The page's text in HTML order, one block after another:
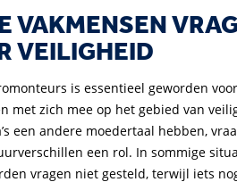
VAKMENSEN
VEILIGHEID
is essentieel geworden
met zich mee op het gebied van
een andere moedertaal hebben,
een rol. In sommige
vragen niet gesteld, terwijl iets